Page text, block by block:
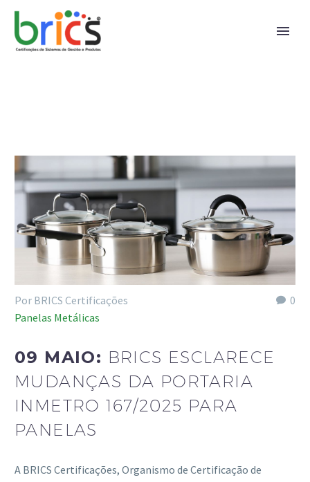
0
Por BRICS Certificações
Panelas Metálicas
09 MAIO: BRICS ESCLARECE
MUDANÇAS DA PORTARIA
INMETRO 167/2025 PARA
PANELAS
A BRICS Certificações, Organismo de Certificação de